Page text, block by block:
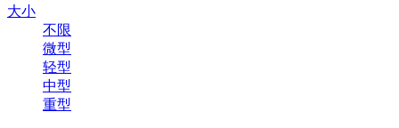
大小
不限
微型
轻型
中型
重型